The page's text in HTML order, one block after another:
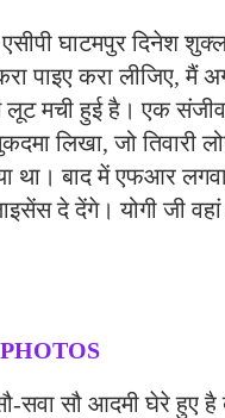
घाटमपुर दिनेश
पाइए करा लीजिए, मैं
मची हुई है। एक संजीव
लिखा, जो तिवारी
था। बाद में एफआर
दे देंगे। योगी जी वहां
PHOTOS
सवा सौ आदमी घेरे हुए है